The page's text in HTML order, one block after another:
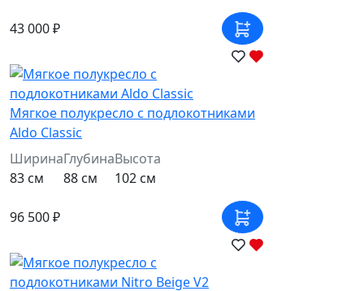
43 000 ₽
Мягкое полукресло с подлокотниками
Aldo Classic
Ширина
83 см
Глубина
88 см
Высота
102 см
96 500 ₽